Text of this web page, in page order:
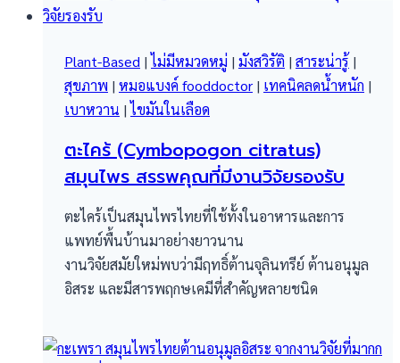
Plant-Based |ไม่มีหมวดหมู่ | มังสวิรัติ | สาระน่ารู้ |
สุขภาพ | หมอแบงค์ fooddoctor | เทคนิคลดน้ำหนัก |
เบาหวาน |ไขมันในเลือด
ตะไคร้ (Cymbopogon citratus)
สมุนไพร สรรพคุณที่มีงานวิจัยรองรับ
ตะไคร้เป็นสมุนไพรไทยที่ใช้ทั้งในอาหารและการ
แพทย์พื้นบ้านมาอย่างยาวนาน
งานวิจัยสมัยใหม่พบว่ามีฤทธิ์ต้านจุลินทรีย์ ต้านอนุมูล
อิสระ และมีสารพฤกษเคมีที่สำคัญหลายชนิด